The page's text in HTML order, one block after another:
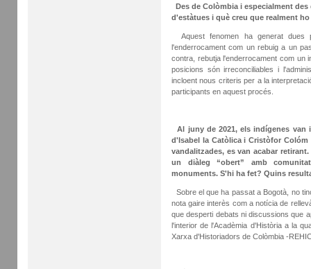
Des de Colòmbia i especialment
d'estàtues i què creu que realment
Aquest fenomen ha generat dues
l'enderrocament com un rebuig a un
contra, rebutja l'enderrocament com un
posicions són irreconciliables i
incloent nous criteris per a la
participants en aquest procés.
Al juny de 2021, els indígenes van
d'Isabel la Catòlica i Cristòfor
vandalitzades, es van acabar
un diàleg “obert” amb
monuments. S'hi ha fet? Quins
Sobre el que ha passat a Bogotà, no
nota gaire interès com a notícia de
que desperti debats ni discussions que
l'interior de l'Acadèmia d'Història a la
Xarxa d'Historiadors de Colòmbia -